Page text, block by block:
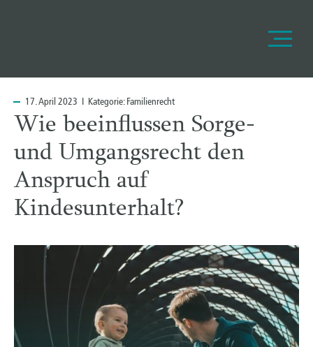
17.April 2023 I Kategorie:Familienrecht
Wie beeinflussen Sorge-
und Umgangsrecht den
Anspruch auf
Kindesunterhalt?